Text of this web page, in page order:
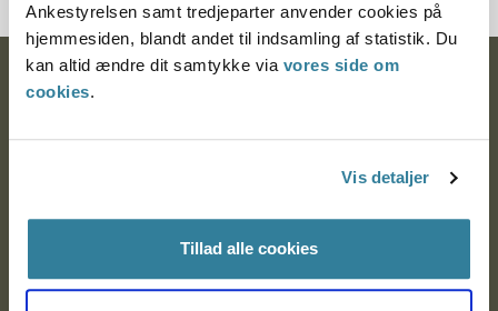
Ankestyrelsen samt tredjeparter anvender cookies på
hjemmesiden, blandt andet til indsamling af statistik. Du
kan altid ændre dit samtykke via vores side om
cookies.
Vis detaljer
Tillad alle cookies
Ankestyrelsen
Ankestyrelsen Aalborg